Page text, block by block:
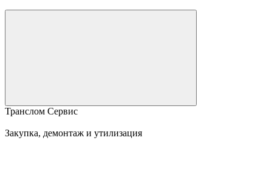
Транслом Сервис
Закупка, демонтаж и утилизация